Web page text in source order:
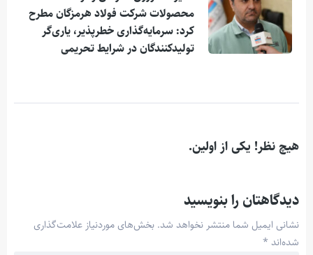
محصولات شرکت فولاد هرمزگان مطرح
کرد: سرمایه‌گذاری خطرپذیر، یاری‌گر
تولیدکنندگان در شرایط تحریمی
هیچ نظر! یکی از اولین.
دیدگاهتان را بنویسید
نشانی ایمیل شما منتشر نخواهد شد. بخش‌های موردنیاز علامت‌گذاری
شده‌اند *